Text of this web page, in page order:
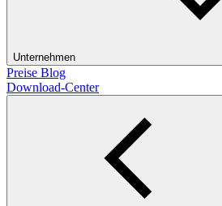
Unternehmen
Preise Blog
Download-Center